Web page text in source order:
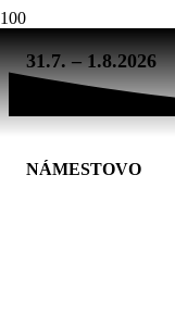
31.7. – 1.8.2026
NÁMESTOVO